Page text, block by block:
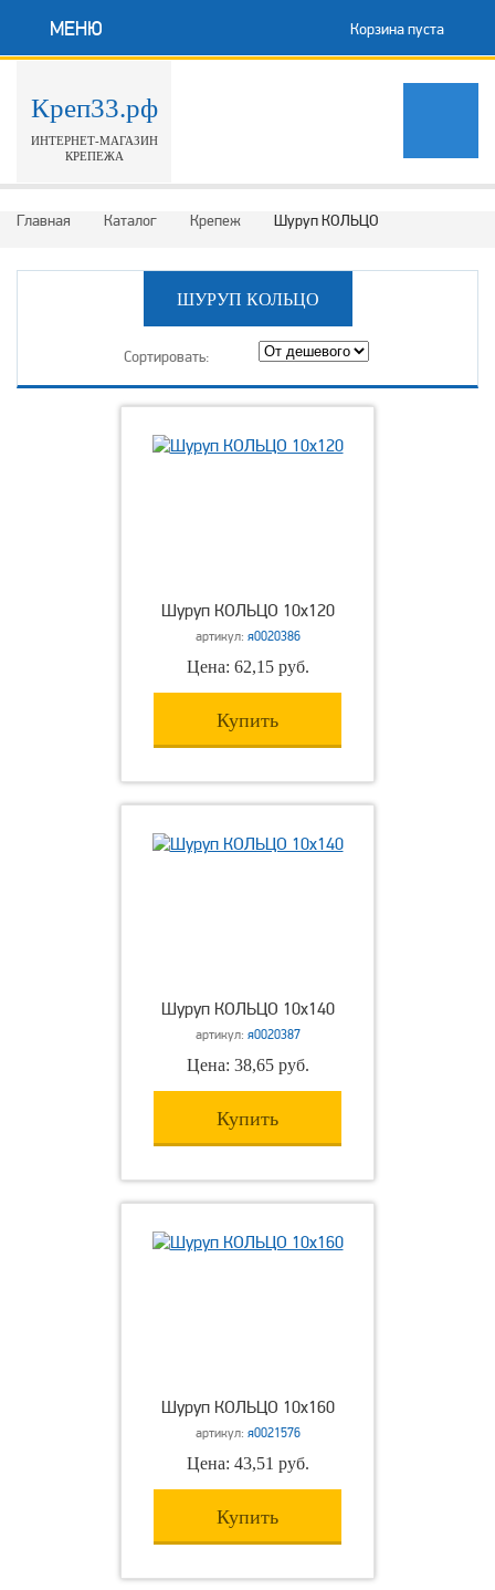
МЕНЮ Корзина пуста
Креп33.рф
ИНТЕРНЕТ-МАГАЗИН
КРЕПЕЖА
Главная Каталог Крепеж Шуруп КОЛЬЦО
ШУРУП КОЛЬЦО
Сортировать:
Шуруп КОЛЬЦО 10х120
артикул: я0020386
Цена: 62,15 руб.
Купить
Шуруп КОЛЬЦО 10х140
артикул: я0020387
Цена: 38,65 руб.
Купить
Шуруп КОЛЬЦО 10х160
артикул: я0021576
Цена: 43,51 руб.
Купить